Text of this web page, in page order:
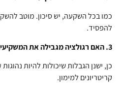
כמו בכל השקעה, יש סיכון. מוטב
להפסיד.
3. האם רגולציה מגבילה את המשקיעים?
כן, ישנן הגבלות שיכולות להיות
קריטריונים למימון.